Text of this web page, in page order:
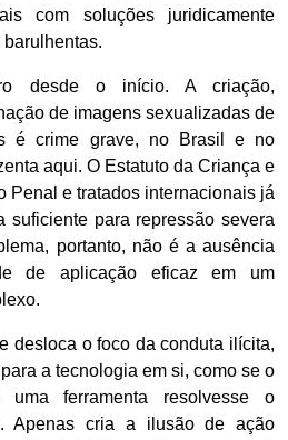
com soluções juridicamente
desde o início. A criação,
de imagens sexualizadas de
é crime grave, no Brasil e no
aqui. O Estatuto da Criança e
Penal e tratados internacionais já
suficiente para repressão severa
portanto, não é a ausência
de aplicação eficaz em um
desloca o foco da conduta ilícita,
a tecnologia em si, como se o
uma ferramenta resolvesse o
Apenas cria a ilusão de ação